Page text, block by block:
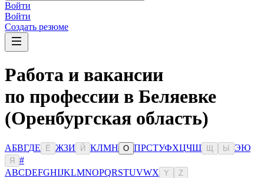
Войти
Войти
Создать резюме
Работа и вакансии
по профессии в Беляевке
(Оренбургская область)
АБВГДЕ Ё ЖЗИ Й КЛМН О ПРСТУФХЦЧШ Ы ЭЮ
Я
#
ABCDEFGHIJKLMNOPQRSTUVWX Y Z